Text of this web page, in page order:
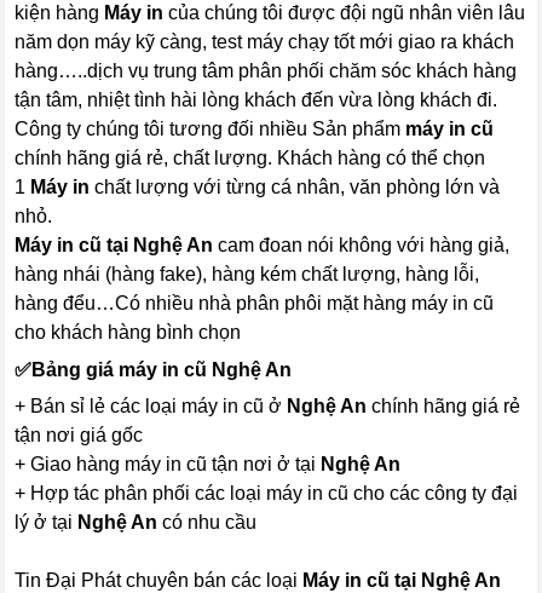
kiện hàng Máy in của chúng tôi được đội ngũ nhân viên lâu
năm dọn máy kỹ càng, test máy chạy tốt mới giao ra khách
hàng…..dịch vụ trung tâm phân phối chăm sóc khách hàng
tận tâm, nhiệt tình hài lòng khách đến vừa lòng khách đi.
Công ty chúng tôi tương đối nhiều Sản phẩm máy in cũ
chính hãng giá rẻ, chất lượng. Khách hàng có thể chọn
1 Máy in chất lượng với từng cá nhân, văn phòng lớn và
nhỏ.
Máy in cũ tại Nghệ An cam đoan nói không với hàng giả,
hàng nhái (hàng fake), hàng kém chất lượng, hàng lỗi,
hàng đểu…Có nhiều nhà phân phôi mặt hàng máy in cũ
cho khách hàng bình chọn
✅Bảng giá máy in cũ Nghệ An
+ Bán sỉ lẻ các loại máy in cũ ở Nghệ An chính hãng giá rẻ
tận nơi giá gốc
+ Giao hàng máy in cũ tận nơi ở tại Nghệ An
+ Hợp tác phân phối các loại máy in cũ cho các công ty đại
lý ở tại Nghệ An có nhu cầu
Tin Đại Phát chuyên bán các loại Máy in cũ tại Nghệ An